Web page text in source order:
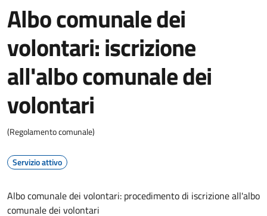
Albo comunale dei
volontari: iscrizione
all'albo comunale dei
volontari
(Regolamento comunale)
Servizio attivo
Albo comunale dei volontari: procedimento di iscrizione all'albo
comunale dei volontari